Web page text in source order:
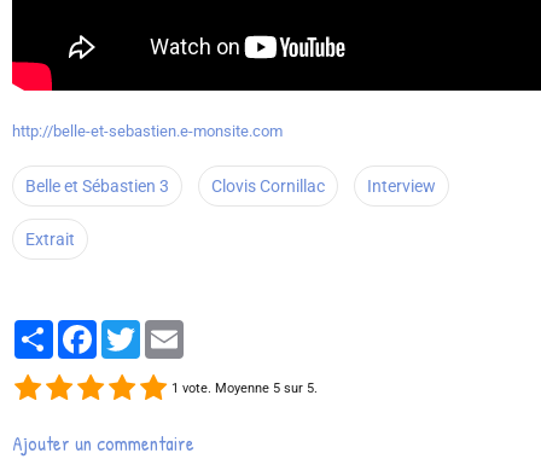
http://belle-et-sebastien.e-monsite.com
Belle et Sébastien 3 Clovis Cornillac Interview
Extrait
PartagerFacebook
Twitter
1 vote. Moyenne 5 sur 5.
Ajouter un commentaire